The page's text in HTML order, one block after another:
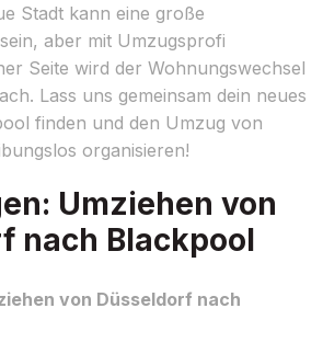
Stadt kann eine große
aber mit Umzugsprofi
Seite wird der Wohnungswechsel
Lass uns gemeinsam dein neues
finden und den Umzug von
organisieren!
Umziehen von
nach Blackpool
von Düsseldorf nach